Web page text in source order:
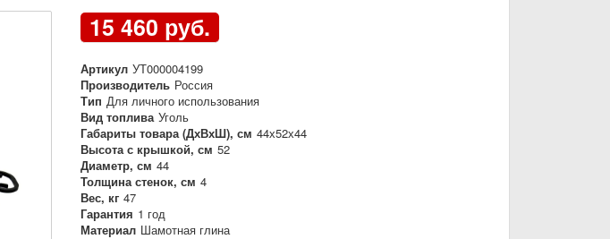
15 460 руб.
Артикул УТ000004199
Производитель Россия
Тип Для личного использования
Вид топлива Уголь
Габариты товара (ДхВхШ), см 44х52х44
Высота с крышкой, см 52
Диаметр, см 44
Толщина стенок, см 4
Вес, кг 47
Гарантия 1 год
Материал Шамотная глина